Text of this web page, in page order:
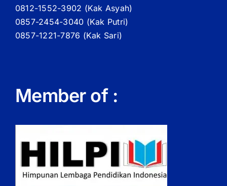
0812-1552-3902 (Kak Asyah)
0857-2454-3040 (Kak Putri)
0857-1221-7876 (Kak Sari)
Member of :